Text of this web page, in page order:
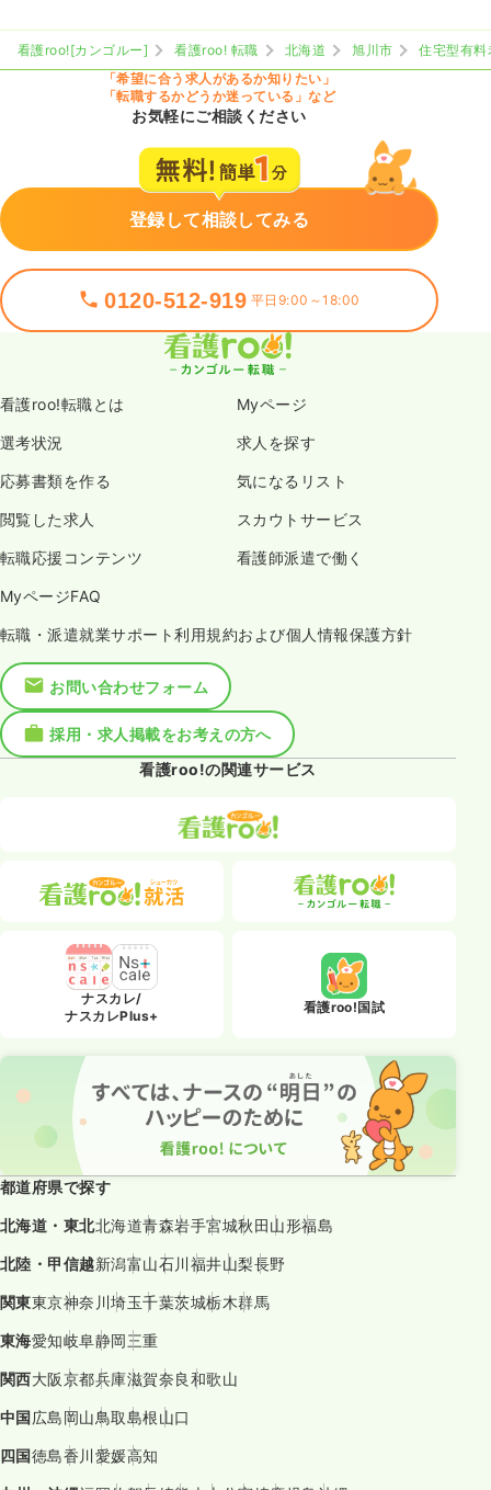
看護roo![カンゴルー] 看護roo! 転職 北海道 旭川市
住宅型有
「希望に合う求人があるか知りたい」
「転職するかどうか迷っている」など
お気軽にご相談ください
登録して相談してみる
0120-512-919 平日9:00～18:00
看護roo!転職とは Myページ
選考状況 求人を探す
応募書類を作る 気になるリスト
閲覧した求人 スカウトサービス
転職応援コンテンツ 看護師派遣で働く
MyページFAQ
転職・派遣就業サポート利用規約および個人情報保護方針
お問い合わせフォーム
採用・求人掲載をお考えの方へ
看護roo!の関連サービス
ナスカレ/
ナスカレPlus+
看護roo!国試
都道府県で探す
北海道・東北北海道青森岩手宮城秋田山形福島
北陸・甲信越新潟富山石川福井山梨長野
関東東京神奈川埼玉千葉茨城栃木群馬
東海愛知岐阜静岡三重
関西大阪京都兵庫滋賀奈良和歌山
中国広島岡山鳥取島根山口
四国徳島香川愛媛高知